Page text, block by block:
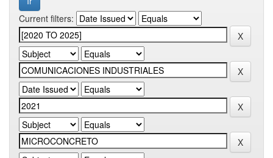
Current filters: